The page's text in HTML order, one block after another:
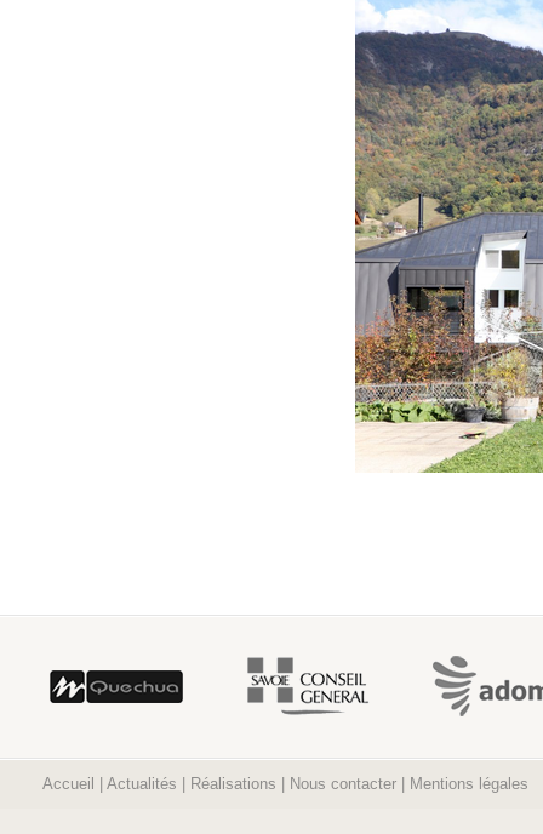
Accueil Actualités Réalisations Nous contacter Mentions légales